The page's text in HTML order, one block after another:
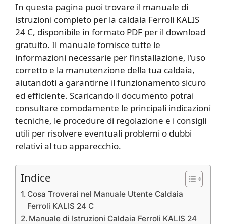
In questa pagina puoi trovare il manuale di
istruzioni completo per la caldaia Ferroli KALIS
24 C, disponibile in formato PDF per il download
gratuito. Il manuale fornisce tutte le
informazioni necessarie per l’installazione, l’uso
corretto e la manutenzione della tua caldaia,
aiutandoti a garantirne il funzionamento sicuro
ed efficiente. Scaricando il documento potrai
consultare comodamente le principali indicazioni
tecniche, le procedure di regolazione e i consigli
utili per risolvere eventuali problemi o dubbi
relativi al tuo apparecchio.
Indice
Cosa Troverai nel Manuale Utente Caldaia
Ferroli KALIS 24 C
Manuale di Istruzioni Caldaia Ferroli KALIS 24